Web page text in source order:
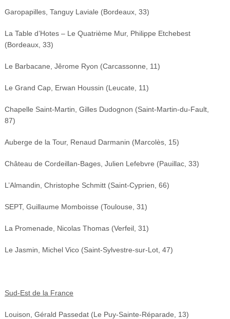
Garopapilles, Tanguy Laviale (Bordeaux, 33)
La Table d’Hotes – Le Quatrième Mur, Philippe Etchebest
(Bordeaux, 33)
Le Barbacane, Jêrome Ryon (Carcassonne, 11)
Le Grand Cap, Erwan Houssin (Leucate, 11)
Chapelle Saint-Martin, Gilles Dudognon (Saint-Martin-du-Fault,
87)
Auberge de la Tour, Renaud Darmanin (Marcolès, 15)
Château de Cordeillan-Bages, Julien Lefebvre (Pauillac, 33)
L’Almandin, Christophe Schmitt (Saint-Cyprien, 66)
SEPT, Guillaume Momboisse (Toulouse, 31)
La Promenade, Nicolas Thomas (Verfeil, 31)
Le Jasmin, Michel Vico (Saint-Sylvestre-sur-Lot, 47)
Sud-Est de la France
Louison, Gérald Passedat (Le Puy-Sainte-Réparade, 13)